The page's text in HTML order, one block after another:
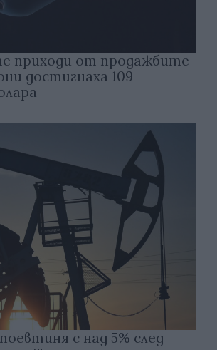
приходи от продажбите
достигнаха 109
с над 5% след